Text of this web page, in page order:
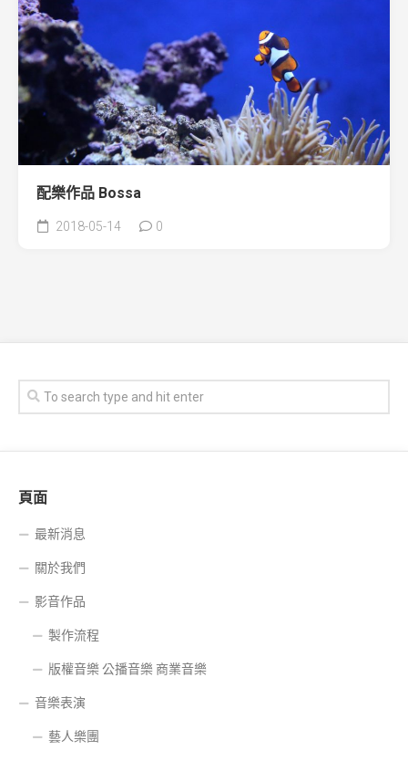
配樂作品 Bossa
2018-05-14 0
頁面
最新消息
關於我們
影音作品
製作流程
版權音樂 公播音樂 商業音樂
音樂表演
藝人樂團